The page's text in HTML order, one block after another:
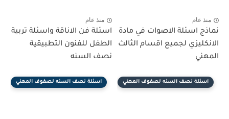
منذ عام
نماذج اسئلة الاصوات في مادة
الانكليزي لجميع اقسام الثالث
المهني
منذ عام
اسئلة فن الاناقة واسئلة تربية
الطفل للفنون التطبيقية
نصف السنه
اسئلة نصف السنه لصفوف المهني اسئلة نصف السنه لصفوف المهني